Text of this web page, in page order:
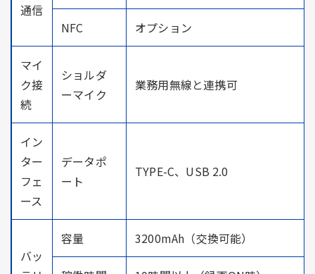
通信
NFC オプション
マイ
ク接
続
ショルダ
ーマイク
業務用無線と連携可
イン
ター
フェ
ース
データポ
ート
TYPE-C、USB 2.0
バッ
容量 3200mAh（交換可能）